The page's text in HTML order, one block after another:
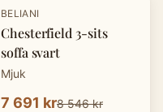
-10 %
BELIANI
Chesterfield 3-sits
soffa svart
Mjuk
7 691 kr8 546 kr